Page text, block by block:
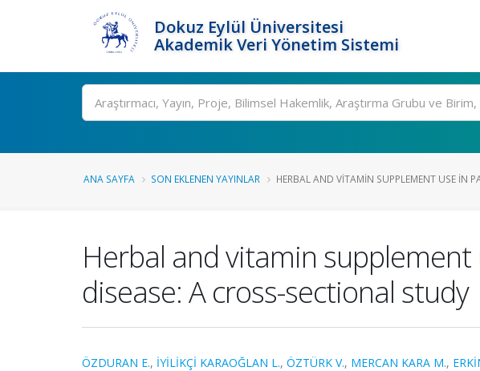
Dokuz Eylül Üniversitesi
Akademik Veri Yönetim Sistemi
Ara
ANA SAYFA SON EKLENEN YAYINLAR HERBAL AND VITAMIN SUPPLEMENT USE IN
Herbal and vitamin
disease: A cross-sectional study
ÖZDURAN E., İYİLİKÇİ KARAOĞLAN L., ÖZTÜRK V., MERCAN KARA M.,